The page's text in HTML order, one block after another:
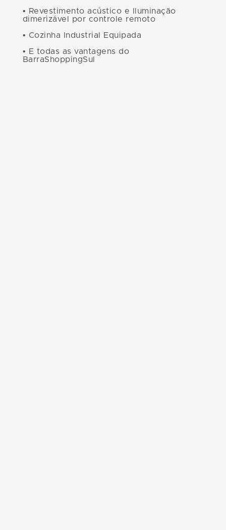
• Revestimento acústico e Iluminação
dimerizável por controle remoto
• Cozinha Industrial Equipada
• E todas as vantagens do
BarraShoppingSul